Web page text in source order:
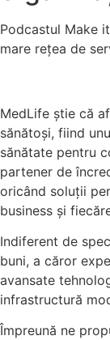
Podcastul Make
mare rețea de
MedLife ştie că
sănătoşi, fiind
sănătate pentru
partener de
oricând soluţii
business şi
Indiferent de
buni, a căror
avansate
infrastructură
Împreună ne